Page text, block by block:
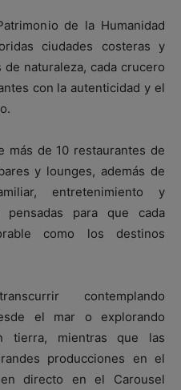
de la Humanidad
ciudades costeras y
naturaleza, cada crucero
con la autenticidad y el
más de 10 restaurantes de
y lounges, además de
entretenimiento y
pensadas para que cada
como los destinos
contemplando
el mar o explorando
tierra, mientras que las
producciones en el
directo en el Carousel